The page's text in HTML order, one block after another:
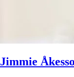
Jimmie